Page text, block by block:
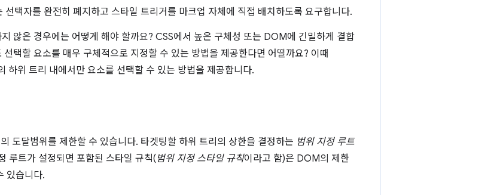
선택자를 완전히 폐지하고 스타일 트리거를 마크업 자체에 직접 배치하도록 요구합니다.
않은 경우에는 어떻게 해야 할까요? CSS에서 높은 구체성 또는 DOM에 긴밀하게 결합
택할 요소를 매우 구체적으로 지정할 수 있는 방법을 제공한다면 어떨까요? 이때
하위 트리 내에서만 요소를 선택할 수 있는 방법을 제공합니다.
도달범위를 제한할 수 있습니다. 타겟팅할 하위 트리의 상한을 결정하는 범위 지정 루트
루트가 설정되면 포함된 스타일 규칙( 범위 지정 스타일 규칙이라고 함)은 DOM의 제한
있습니다.